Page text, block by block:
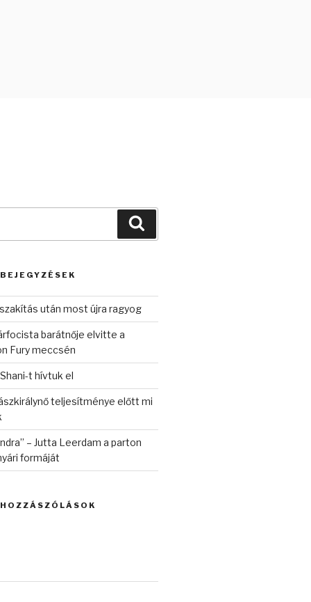
után most újra ragyog
barátnője elvitte a
Fury meccsén
t hívtuk el
teljesítménye előtt mi
– Jutta Leerdam a parton
formáját